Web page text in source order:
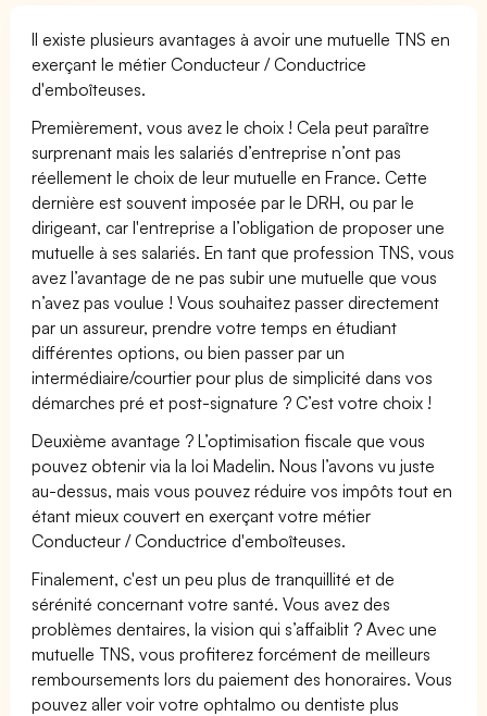
Il existe plusieurs avantages à avoir une mutuelle TNS en
exerçant le métier Conducteur / Conductrice
d'emboîteuses.
Premièrement, vous avez le choix ! Cela peut paraître
surprenant mais les salariés d’entreprise n’ont pas
réellement le choix de leur mutuelle en France. Cette
dernière est souvent imposée par le DRH, ou par le
dirigeant, car l'entreprise a l’obligation de proposer une
mutuelle à ses salariés. En tant que profession TNS, vous
avez l’avantage de ne pas subir une mutuelle que vous
n’avez pas voulue ! Vous souhaitez passer directement
par un assureur, prendre votre temps en étudiant
différentes options, ou bien passer par un
intermédiaire/courtier pour plus de simplicité dans vos
démarches pré et post-signature ? C’est votre choix !
Deuxième avantage ? L’optimisation fiscale que vous
pouvez obtenir via la loi Madelin. Nous l’avons vu juste
au-dessus, mais vous pouvez réduire vos impôts tout en
étant mieux couvert en exerçant votre métier
Conducteur / Conductrice d'emboîteuses.
Finalement, c'est un peu plus de tranquillité et de
sérénité concernant votre santé. Vous avez des
problèmes dentaires, la vision qui s’affaiblit ? Avec une
mutuelle TNS, vous profiterez forcément de meilleurs
remboursements lors du paiement des honoraires. Vous
pouvez aller voir votre ophtalmo ou dentiste plus